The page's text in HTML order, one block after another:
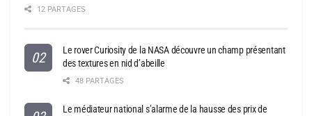
12 PARTAGES
Le rover Curiosity de la NASA découvre un champ présentant
des textures en nid d’abeille
48 PARTAGES
Le médiateur national s’alarme de la hausse des prix de